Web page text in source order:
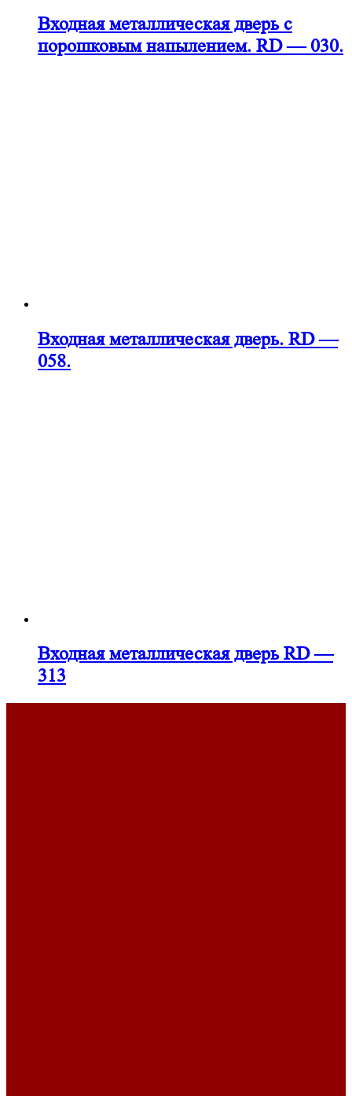
Входная металлическая дверь с
порошковым напылением. RD — 030.
Входная металлическая дверь. RD —
058.
Входная металлическая дверь RD —
313